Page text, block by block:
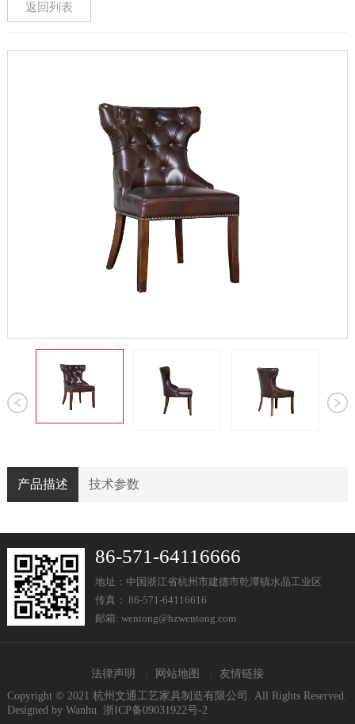
返回列表
产品描述 技术参数
86-571-64116666
地址：中国浙江省杭州市建德市乾潭镇水晶工业区
传真： 86-571-64116616
邮箱: wentong@hzwentong.com
法律声明 网站地图
友情链接
Copyright © 2021 杭州文通工艺家具制造有限公司. All Rights Reserved.
Designed by Wanhu. 浙ICP备09031922号-2